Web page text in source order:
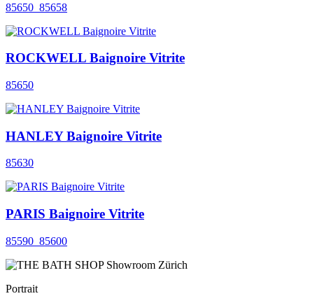
85650_85658
ROCKWELL Baignoire Vitrite
85650
HANLEY Baignoire Vitrite
85630
PARIS Baignoire Vitrite
85590_85600
Portrait